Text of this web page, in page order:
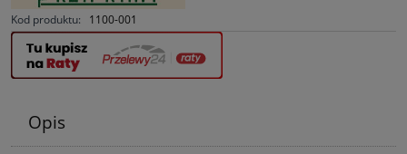
Kod produktu: 1100-001
Opis